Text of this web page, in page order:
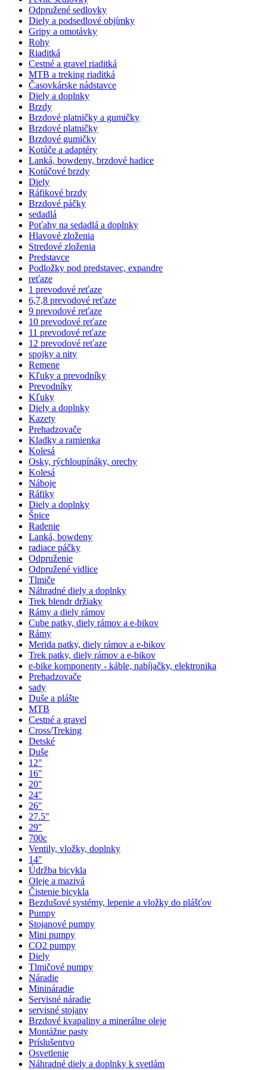
Odpružené sedlovky
Diely a podsedlové objímky
Gripy a omotávky
Rohy
Riaditká
Cestné a gravel riaditká
MTB a treking riaditká
Časovkárske nádstavce
Diely a doplnky
Brzdy
Brzdové platničky a gumičky
Brzdové platničky
Brzdové gumičky
Kotúče a adaptéry
Lanká, bowdeny, brzdové hadice
Kotúčové brzdy
Diely
Ráfikové brzdy
Brzdové páčky
sedadlá
Poťahy na sedadlá a doplnky
Hlavové zloženia
Stredové zloženia
Predstavce
Podložky pod predstavec, expandre
reťaze
1 prevodové reťaze
6,7,8 prevodové reťaze
9 prevodové reťaze
10 prevodové reťaze
11 prevodové reťaze
12 prevodové reťaze
spojky a nity
Remene
Kľuky a prevodníky
Prevodníky
Kľuky
Diely a doplnky
Kazety
Prehadzovače
Kladky a ramienka
Kolesá
Osky, rýchloupínáky, orechy
Kolesá
Náboje
Ráfiky
Diely a doplnky
Špice
Radenie
Lanká, bowdeny
radiace páčky
Odpruženie
Odpružené vidlice
Tlmiče
Náhradné diely a doplnky
Trek blendr držiaky
Rámy a diely rámov
Cube patky, diely rámov a e-bikov
Rámy
Merida patky, diely rámov a e-bikov
Trek patky, diely rámov a e-bikov
e-bike komponenty - káble, nabíjačky, elektronika
Prehadzovače
sady
Duše a plášte
MTB
Cestné a gravel
Cross/Treking
Detské
Duše
12"
16"
20"
24"
26"
27.5"
29"
700c
Ventily, vložky, doplnky
14"
Údržba bicykla
Oleje a mazivá
Čistenie bicykla
Bezdušové systémy, lepenie a vložky do plášťov
Pumpy
Stojanové pumpy
Mini pumpy
CO2 pumpy
Diely
Tlmičové pumpy
Náradie
Minináradie
Servisné náradie
servisné stojany
Brzdové kvapaliny a minerálne oleje
Montážne pasty
Príslušentvo
Osvetlenie
Náhradné diely a doplnky k svetlám